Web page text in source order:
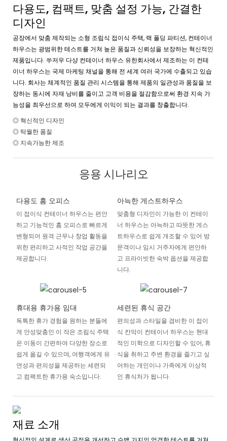
다용도, 컴팩트, 맞춤 설정 가능, 간결한
디자인
공장에서 맞춤 제작되는 소형 조립식 접이식 주택, 랙 폴딩 파티션, 컨테이너
하우스는 광범위한 테스트를 거쳐 높은 품질과 신뢰성을 보장하는 혁신적인
제품입니다. 쑤저우 다샹 컨테이너 하우스 유한회사에서 제조하는 이 컨테
이너 하우스는 국제 마케팅 채널을 통해 전 세계 여러 국가에 수출되고 있습
니다. 회사는 체계적인 품질 관리 시스템을 통해 제품의 일관성과 품질을 보
장하는 동시에 자재 낭비를 줄이고 고객 비용을 절감함으로써 환경 지속 가
능성을 최우선으로 하여 모두에게 이익이 되는 결과를 창출합니다.
◎ 혁신적인 디자인
◎ 탁월한 품질
◎ 지속가능한 제조
응용 시나리오
다용도 홈 오피스
이 접이식 컨테이너 하우스는 편안
하고 기능적인 홈 오피스로 빠르게
변형되어 원격 근무나 창업 활동을
위한 편리하고 사적인 작업 공간을
제공합니다.
아늑한 게스트하우스
맞춤형 디자인이 가능한 이 컨테이
너 하우스는 아늑하고 따뜻한 게스
트하우스로 쉽게 개조할 수 있어 방
문객이나 임시 거주자에게 편안하
고 프라이빗한 숙박 옵션을 제공합
니다.
휴대용 휴가용 임대
독특한 휴가 경험을 원하는 분들에
게 안성맞춤인 이 작은 조립식 주택
은 이동이 간편하여 다양한 장소로
쉽게 옮길 수 있으며, 여행객에게 유
연성과 편의성을 제공하는 세련되
고 컴팩트한 휴가용 숙소입니다.
세련된 휴식 공간
편의성과 스타일을 겸비한 이 접이
식 칸막이 컨테이너 하우스는 현대
적인 미학으로 디자인할 수 있어, 휴
식을 취하고 주변 환경을 즐기고 싶
어하는 개인이나 가족에게 이상적
인 휴식처가 됩니다.
재료 소개